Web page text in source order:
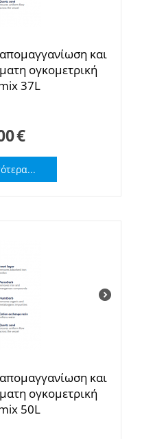
και
ογκομετρική
37L
€
και
ογκομετρική
50L